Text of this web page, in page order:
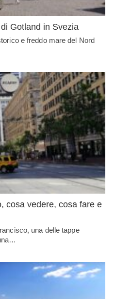
Gotland in Svezia
e freddo mare del Nord
cosa vedere, cosa fare e
una delle tappe